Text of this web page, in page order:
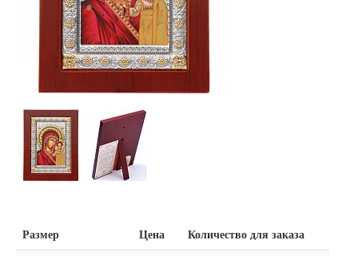
Размер Цена Количество для заказа